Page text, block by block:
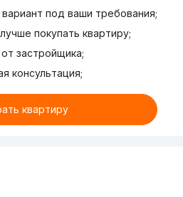
под ваши требования;
покупать квартиру;
застройщика;
консультация;
квартиру